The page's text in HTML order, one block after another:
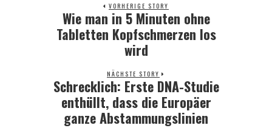
VORHERIGE STORY
Previous
post:
Wie man in 5 Minuten ohne
Tabletten Kopfschmerzen los
wird
NÄCHSTE STORY
Next
post:
Schrecklich: Erste DNA-Studie
enthüllt, dass die Europäer
ganze Abstammungslinien